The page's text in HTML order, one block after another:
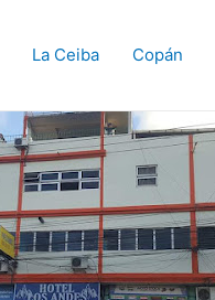
La Ceiba Copán